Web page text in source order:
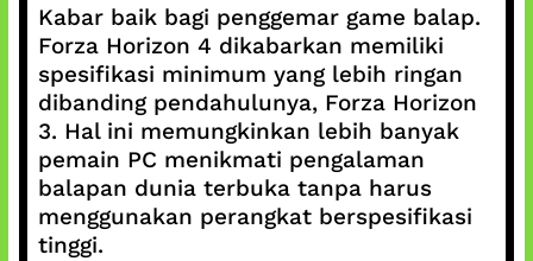
Kabar baik bagi penggemar game balap.
Forza Horizon 4 dikabarkan memiliki
spesifikasi minimum yang lebih ringan
dibanding pendahulunya, Forza Horizon
3. Hal ini memungkinkan lebih banyak
pemain PC menikmati pengalaman
balapan dunia terbuka tanpa harus
menggunakan perangkat berspesifikasi
tinggi.